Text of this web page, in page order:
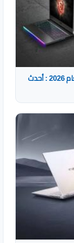
أفضل أجهزة اللاب توب من MSI للألعاب لعام 2026 : أحدث